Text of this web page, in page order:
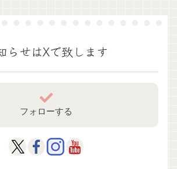
らせはXで致します
フォローする